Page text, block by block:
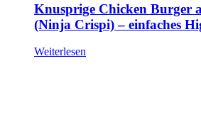
Knusprige Chicken Burger
(Ninja Crispi) – einfaches
Weiterlesen